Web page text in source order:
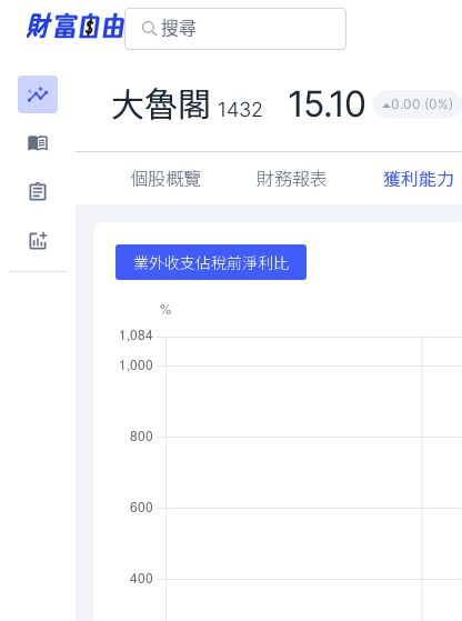
大魯閣 1432 15.10 0.00 (0%)
個股概覽 財務報表 獲利能力
業外收支佔稅前淨利比